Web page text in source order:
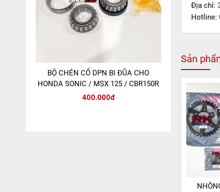
Địa chỉ:
Hotline:
Sản
BỘ CHÉN CỔ DPN BI ĐŨA CHO
HONDA SONIC / MSX 125 / CBR150R
400.000đ